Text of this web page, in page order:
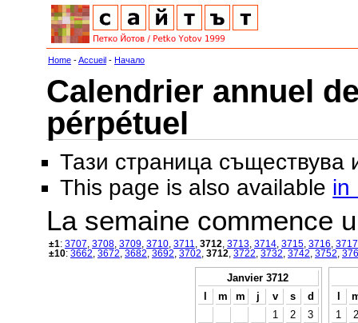
Home -Accueil - Начало
Calendrier annuel
pérpétuel
Тази страница съществува
This page is also available in
La semaine commence
±1: 3707 3708 3709 3710 3711 3712 3713 3714 3715 3716 3717
±10: 3662 3672 3682 3692 3702 3712 3722 3732 3742 3752
Janvier 3712
l
m m j v s
d
1
2
3
l
1
2